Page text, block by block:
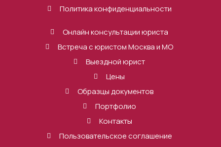
Политика конфиденциальности
Онлайн консультации юриста
Встреча с юристом Москва и МО
Выездной юрист
Цены
Образцы документов
Портфолио
Контакты
Пользовательское соглашение